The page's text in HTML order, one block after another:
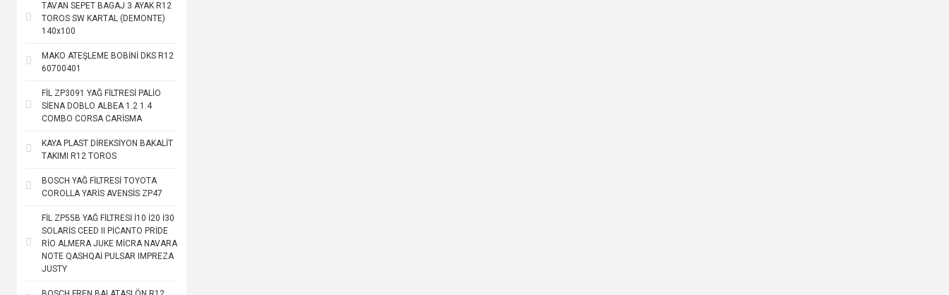
TAVAN SEPET BAGAJ 3 AYAK R12
TOROS SW KARTAL (DEMONTE)
140x100
MAKO ATEŞLEME BOBİNİ DKS R12
60700401
FİL ZP3091 YAĞ FİLTRESİ PALİO
SİENA DOBLO ALBEA 1.2 1.4
COMBO CORSA CARİSMA
KAYA PLAST DİREKSİYON BAKALİT
TAKIMI R12 TOROS
BOSCH YAĞ FİLTRESİ TOYOTA
COROLLA YARİS AVENSİS ZP47
FİL ZP55B YAĞ FİLTRESİ İ10 İ20 İ30
SOLARİS CEED II PİCANTO PRİDE
RİO ALMERA JUKE MİCRA NAVARA
NOTE QASHQAİ PULSAR IMPREZA
JUSTY